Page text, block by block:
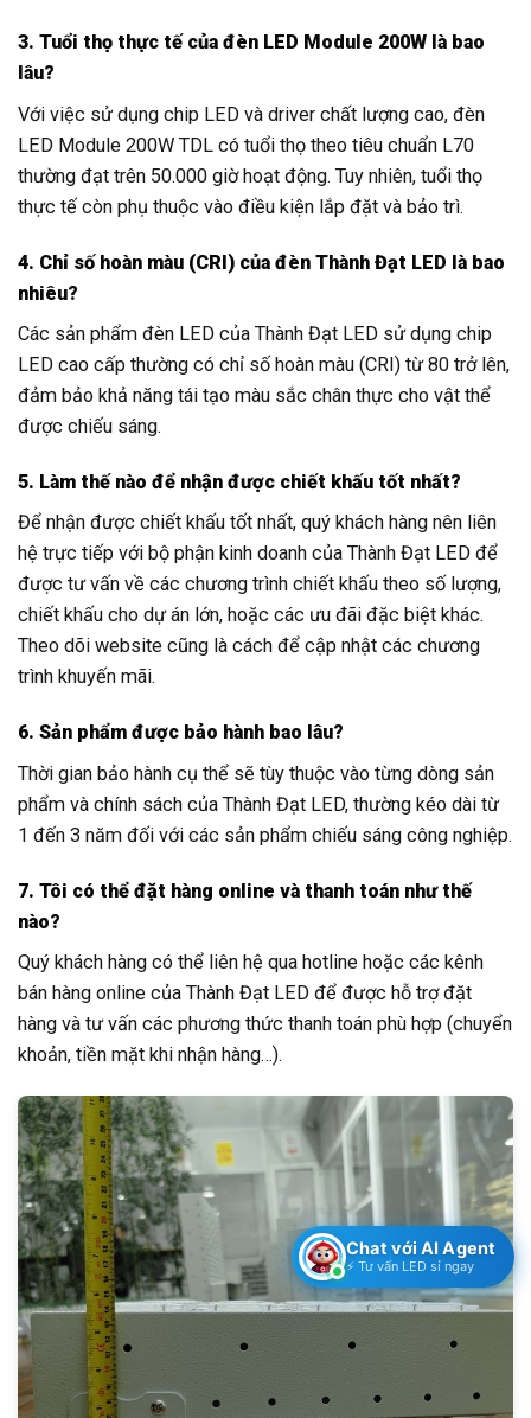
3. Tuổi thọ thực tế của đèn LED Module 200W là bao
lâu?
Với việc sử dụng chip LED và driver chất lượng cao, đèn
LED Module 200W TDL có tuổi thọ theo tiêu chuẩn L70
thường đạt trên 50.000 giờ hoạt động. Tuy nhiên, tuổi thọ
thực tế còn phụ thuộc vào điều kiện lắp đặt và bảo trì.
4. Chỉ số hoàn màu (CRI) của đèn Thành Đạt LED là bao
nhiêu?
Các sản phẩm đèn LED của Thành Đạt LED sử dụng chip
LED cao cấp thường có chỉ số hoàn màu (CRI) từ 80 trở lên,
đảm bảo khả năng tái tạo màu sắc chân thực cho vật thể
được chiếu sáng.
5. Làm thế nào để nhận được chiết khấu tốt nhất?
Để nhận được chiết khấu tốt nhất, quý khách hàng nên liên
hệ trực tiếp với bộ phận kinh doanh của Thành Đạt LED để
được tư vấn về các chương trình chiết khấu theo số lượng,
chiết khấu cho dự án lớn, hoặc các ưu đãi đặc biệt khác.
Theo dõi website cũng là cách để cập nhật các chương
trình khuyến mãi.
6. Sản phẩm được bảo hành bao lâu?
Thời gian bảo hành cụ thể sẽ tùy thuộc vào từng dòng sản
phẩm và chính sách của Thành Đạt LED, thường kéo dài từ
1 đến 3 năm đối với các sản phẩm chiếu sáng công nghiệp.
7. Tôi có thể đặt hàng online và thanh toán như thế
nào?
Quý khách hàng có thể liên hệ qua hotline hoặc các kênh
bán hàng online của Thành Đạt LED để được hỗ trợ đặt
hàng và tư vấn các phương thức thanh toán phù hợp (chuyển
khoản, tiền mặt khi nhận hàng…).
Chat với AI Agent
⚡ Tư vấn LED sỉ ngay